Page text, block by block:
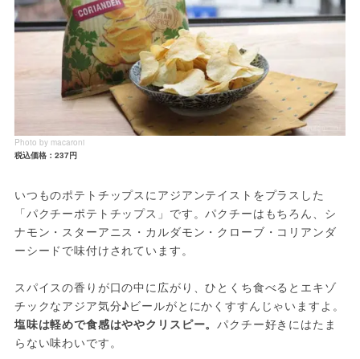
Photo by macaroni
税込価格：237円
いつものポテトチップスにアジアンテイストをプラスした
「パクチーポテトチップス」です。パクチーはもちろん、シ
ナモン・スターアニス・カルダモン・クローブ・コリアンダ
ーシードで味付けされています。
スパイスの香りが口の中に広がり、ひとくち食べるとエキゾ
チックなアジア気分♪ビールがとにかくすすんじゃいますよ。
塩味は軽めで食感はややクリスピー。パクチー好きにはたま
らない味わいです。